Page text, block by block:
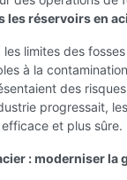
les réservoirs en
limites des
à la
des
progressait,
et plus sûre.
: moderniser la